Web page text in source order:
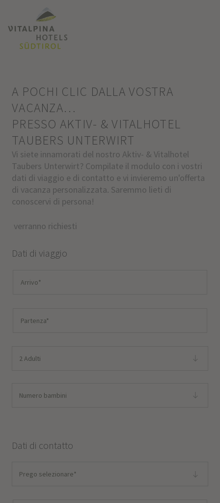
A POCHI CLIC DALLA VOSTRA
VACANZA…
PRESSO AKTIV- & VITALHOTEL
TAUBERS UNTERWIRT
Vi siete innamorati del nostro Aktiv- & Vitalhotel
Taubers Unterwirt? Compilate il modulo con i vostri
dati di viaggio e di contatto e vi invieremo un'offerta
di vacanza personalizzata. Saremmo lieti di
conoscervi di persona!
verranno richiesti
Dati di viaggio
2 Adulti
Numero bambini
Dati di contatto
Prego selezionare*